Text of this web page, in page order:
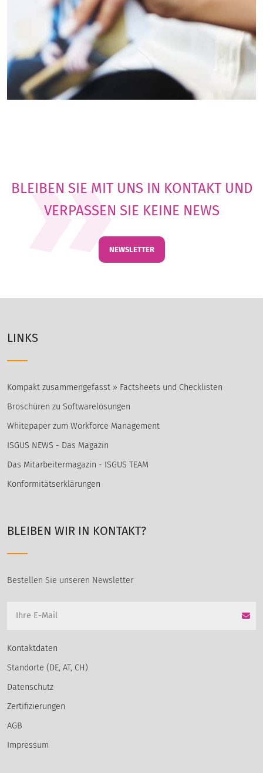
BLEIBEN SIE MIT UNS IN KONTAKT UND
VERPASSEN SIE KEINE NEWS
NEWSLETTER
LINKS
Kompakt zusammengefasst » Factsheets und Checklisten
Broschüren zu Softwarelösungen
Whitepaper zum Workforce Management
ISGUS NEWS - Das Magazin
Das Mitarbeitermagazin - ISGUS TEAM
Konformitätserklärungen
BLEIBEN WIR IN KONTAKT?
Bestellen Sie unseren Newsletter
Kontaktdaten
Standorte (DE, AT, CH)
Datenschutz
Zertifizierungen
AGB
Impressum